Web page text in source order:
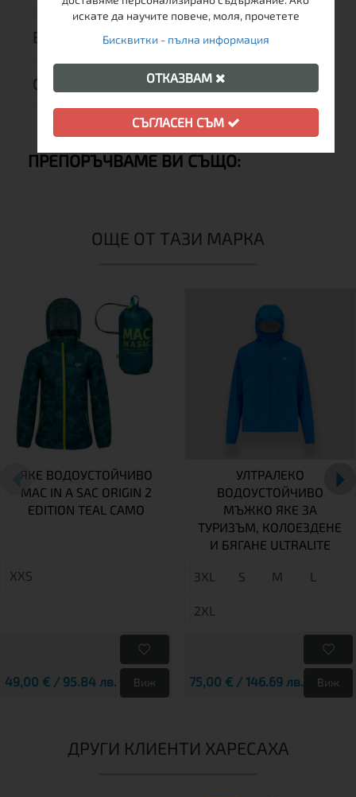
ВРЪЩАНЕ
ОТЗИВИ (0)
ПРЕПОРЪЧВАМЕ ВИ СЪЩО:
ОЩЕ ОТ ТАЗИ МАРКА
ЯКЕ ВОДОУСТОЙЧИВО
MAC IN A SAC ORIGIN 2
EDITION TEAL CAMO
XXS
49,00 € / 95.84 лв. Виж
УЛТРАЛЕКО
ВОДОУСТОЙЧИВО
МЪЖКО ЯКЕ ЗА
ТУРИЗЪМ, КОЛОЕЗДЕНЕ
И БЯГАНЕ ULTRALITE
3XL S М L
2XL
75,00 € / 146.69 лв. Виж
ДРУГИ КЛИЕНТИ ХАРЕСАХА
искате да научите повече, моля, прочетете
Бисквитки - пълна информация
ОТКАЗВАМ
СЪГЛАСЕН СЪМ